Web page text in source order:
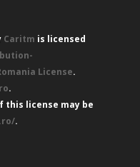
Caritm is licensed
License.
.
this license may be
.